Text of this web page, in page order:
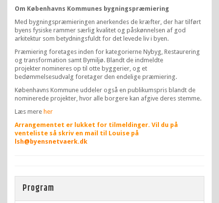
Om Københavns Kommunes bygningspræmiering
Med bygningspræmieringen anerkendes de kræfter, der har tilført
byens fysiske rammer særlig kvalitet og påskønnelsen af god
arkitektur som betydningsfuldt for det levede liv i byen.
Præmiering foretages inden for kategorierne Nybyg, Restaurering
og transformation samt Bymiljø. Blandt de indmeldte
projekter nomineres op til otte byggerier, og et
bedømmelsesudvalg foretager den endelige præmiering.
Københavns Kommune uddeler også en publikumspris blandt de
nominerede projekter, hvor alle borgere kan afgive deres stemme.
Læs mere her
Arrangementet er lukket for tilmeldinger. Vil du på
venteliste så skriv en mail til Louise på
lsh@byensnetvaerk.dk
Program